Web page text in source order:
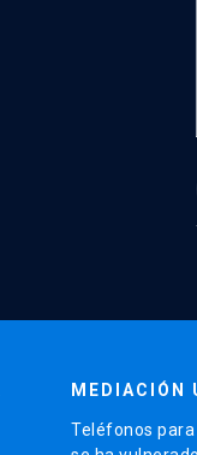
MEDIACIÓN
Teléfonos